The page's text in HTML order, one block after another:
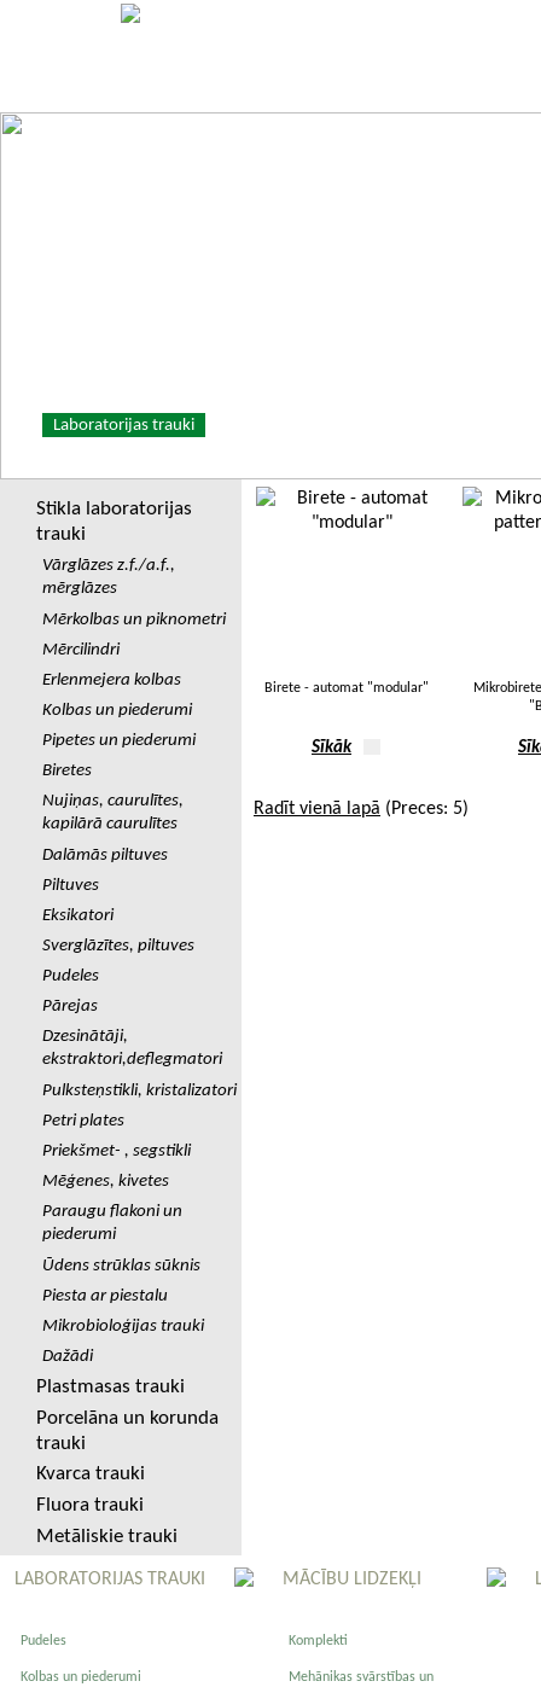
Laboratorijas trauki
Stikla laboratorijas
trauki
Vārglāzes z.f./a.f.,
mērglāzes
Mērkolbas un piknometri
Mērcilindri
Erlenmejera kolbas
Kolbas un piederumi
Pipetes un piederumi
Biretes
Nujiņas, caurulītes,
kapilārā caurulītes
Dalāmās piltuves
Piltuves
Eksikatori
Sverglāzītes, piltuves
Pudeles
Pārejas
Dzesinātāji,
ekstraktori,deflegmatori
Pulksteņstikli, kristalizatori
Petri plates
Priekšmet- , segstikli
Mēģenes, kivetes
Paraugu flakoni un
piederumi
Ūdens strūklas sūknis
Piesta ar piestalu
Mikrobioloģijas trauki
Dažādi
Plastmasas trauki
Porcelāna un korunda
trauki
Kvarca trauki
Fluora trauki
Metāliskie trauki
Birete - automat "modular"
Sīkāk
Radīt vienā lapā (Preces: 5)
LABORATORIJAS TRAUKI
Pudeles
Kolbas un piederumi
MĀCĪBU LIDZEKĻI
Komplekti
Mehānikas svārstības un